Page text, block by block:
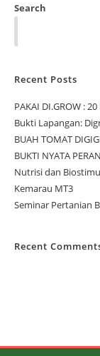
Search
Recent Posts
PAKAI DI.GROW :
Bukti Lapangan:
BUAH TOMAT
BUKTI NYATA
Nutrisi dan
Kemarau MT3
Seminar Pertanian
Recent